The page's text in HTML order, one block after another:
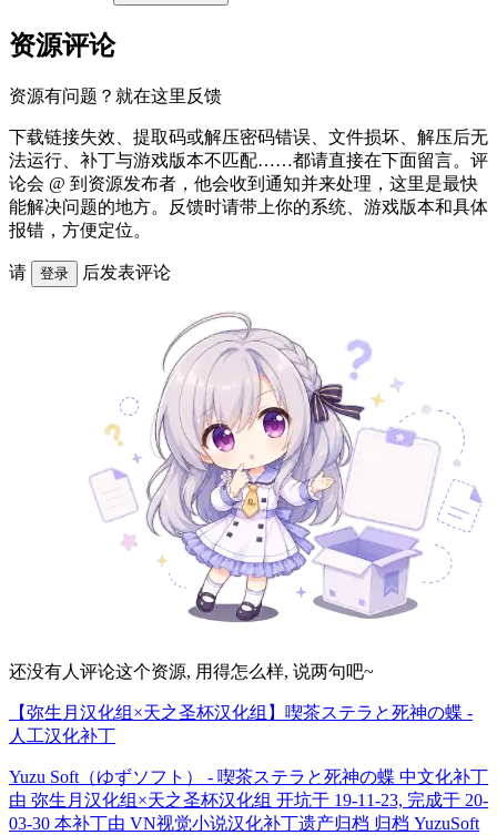
资源评论
资源有问题？就在这里反馈
下载链接失效、提取码或解压密码错误、文件损坏、解压后无
法运行、补丁与游戏版本不匹配……都请直接在下面留言。评
论会 @ 到资源发布者，他会收到通知并来处理，这里是最快
能解决问题的地方。反馈时请带上你的系统、游戏版本和具体
报错，方便定位。
请 登录 后发表评论
还没有人评论这个资源, 用得怎么样, 说两句吧~
【弥生月汉化组×天之圣杯汉化组】喫茶ステラと死神の蝶 -
人工汉化补丁
Yuzu Soft（ゆずソフト） - 喫茶ステラと死神の蝶 中文化补丁
由 弥生月汉化组×天之圣杯汉化组 开坑于 19-11-23, 完成于 20-
03-30 本补丁由 VN视觉小说汉化补丁遗产归档 归档 YuzuSoft